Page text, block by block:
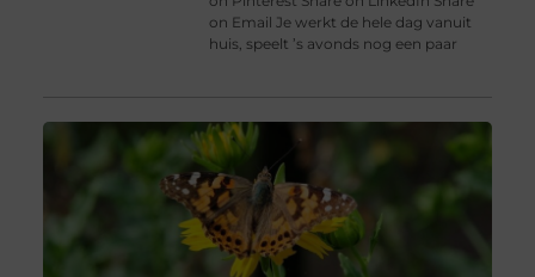
on Email Je werkt de hele dag vanuit
huis, speelt ’s avonds nog een paar